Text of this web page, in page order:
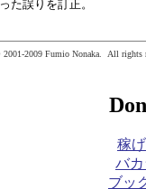
た誤りを訂正。
2009 Fumio Nonaka. All rights
稼
バ
ブッ